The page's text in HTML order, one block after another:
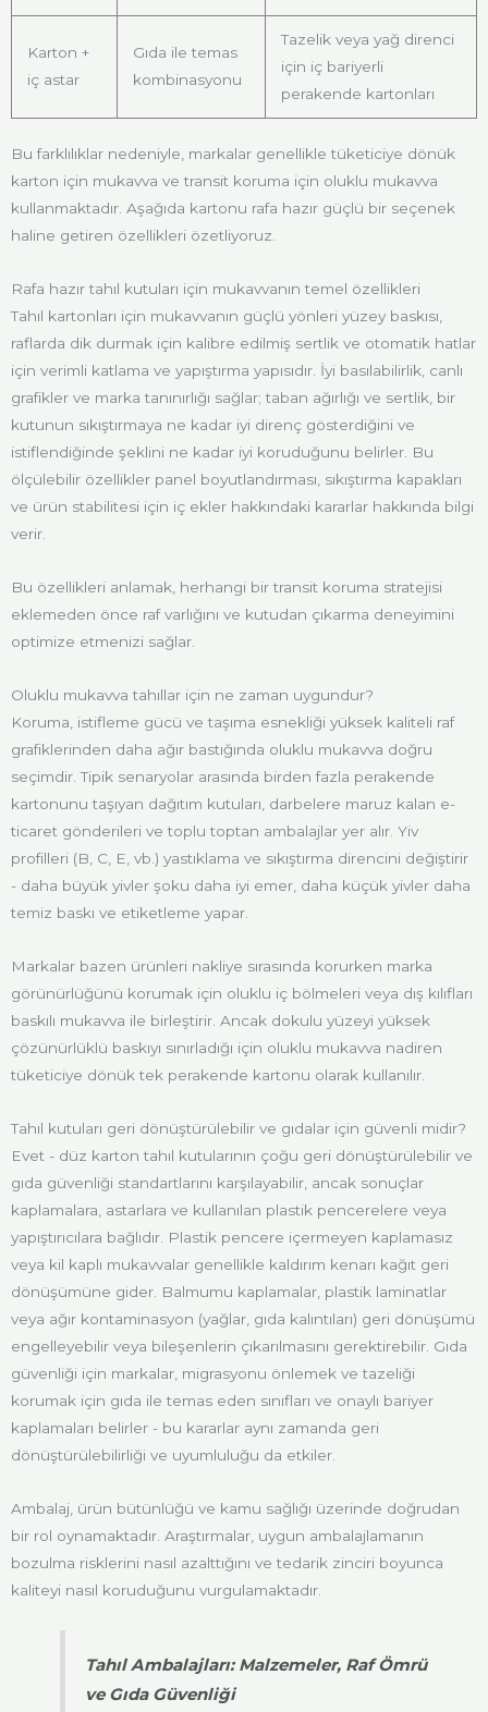
Karton +
iç astar
Gıda ile temas
kombinasyonu
Tazelik veya yağ direnci
için iç bariyerli
perakende kartonları
Bu farklılıklar nedeniyle, markalar genellikle tüketiciye dönük
karton için mukavva ve transit koruma için oluklu mukavva
kullanmaktadır. Aşağıda kartonu rafa hazır güçlü bir seçenek
haline getiren özellikleri özetliyoruz.
Rafa hazır tahıl kutuları için mukavvanın temel özellikleri
Tahıl kartonları için mukavvanın güçlü yönleri yüzey baskısı,
raflarda dik durmak için kalibre edilmiş sertlik ve otomatik hatlar
için verimli katlama ve yapıştırma yapısıdır. İyi basılabilirlik, canlı
grafikler ve marka tanınırlığı sağlar; taban ağırlığı ve sertlik, bir
kutunun sıkıştırmaya ne kadar iyi direnç gösterdiğini ve
istiflendiğinde şeklini ne kadar iyi koruduğunu belirler. Bu
ölçülebilir özellikler panel boyutlandırması, sıkıştırma kapakları
ve ürün stabilitesi için iç ekler hakkındaki kararlar hakkında bilgi
verir.
Bu özellikleri anlamak, herhangi bir transit koruma stratejisi
eklemeden önce raf varlığını ve kutudan çıkarma deneyimini
optimize etmenizi sağlar.
Oluklu mukavva tahıllar için ne zaman uygundur?
Koruma, istifleme gücü ve taşıma esnekliği yüksek kaliteli raf
grafiklerinden daha ağır bastığında oluklu mukavva doğru
seçimdir. Tipik senaryolar arasında birden fazla perakende
kartonunu taşıyan dağıtım kutuları, darbelere maruz kalan e-
ticaret gönderileri ve toplu toptan ambalajlar yer alır. Yiv
profilleri (B, C, E, vb.) yastıklama ve sıkıştırma direncini değiştirir
- daha büyük yivler şoku daha iyi emer, daha küçük yivler daha
temiz baskı ve etiketleme yapar.
Markalar bazen ürünleri nakliye sırasında korurken marka
görünürlüğünü korumak için oluklu iç bölmeleri veya dış kılıfları
baskılı mukavva ile birleştirir. Ancak dokulu yüzeyi yüksek
çözünürlüklü baskıyı sınırladığı için oluklu mukavva nadiren
tüketiciye dönük tek perakende kartonu olarak kullanılır.
Tahıl kutuları geri dönüştürülebilir ve gıdalar için güvenli midir?
Evet - düz karton tahıl kutularının çoğu geri dönüştürülebilir ve
gıda güvenliği standartlarını karşılayabilir, ancak sonuçlar
kaplamalara, astarlara ve kullanılan plastik pencerelere veya
yapıştırıcılara bağlıdır. Plastik pencere içermeyen kaplamasız
veya kil kaplı mukavvalar genellikle kaldırım kenarı kağıt geri
dönüşümüne gider. Balmumu kaplamalar, plastik laminatlar
veya ağır kontaminasyon (yağlar, gıda kalıntıları) geri dönüşümü
engelleyebilir veya bileşenlerin çıkarılmasını gerektirebilir. Gıda
güvenliği için markalar, migrasyonu önlemek ve tazeliği
korumak için gıda ile temas eden sınıfları ve onaylı bariyer
kaplamaları belirler - bu kararlar aynı zamanda geri
dönüştürülebilirliği ve uyumluluğu da etkiler.
Ambalaj, ürün bütünlüğü ve kamu sağlığı üzerinde doğrudan
bir rol oynamaktadır. Araştırmalar, uygun ambalajlamanın
bozulma risklerini nasıl azalttığını ve tedarik zinciri boyunca
kaliteyi nasıl koruduğunu vurgulamaktadır.
Tahıl Ambalajları: Malzemeler, Raf Ömrü
ve Gıda Güvenliği